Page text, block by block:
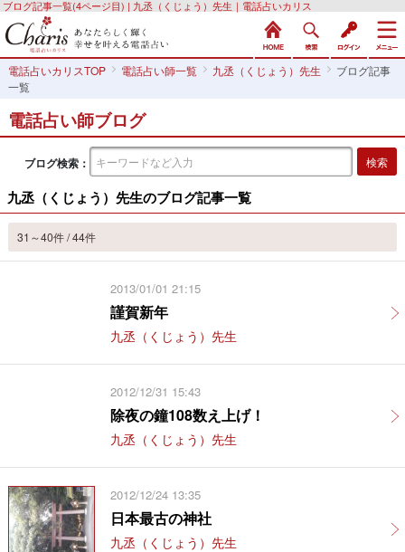
ブログ記事一覧(4ページ目) | 九丞（くじょう）先生｜電話占いカリス
電話占いカリスTOP 電話占い師一覧 九丞（くじょう）先生
ブログ記事
一覧
電話占い師ブログ
ブログ検索：
九丞（くじょう）先生のブログ記事一覧
31～40件 / 44件
2013/01/01 21:15
謹賀新年
九丞（くじょう）先生
2012/12/31 15:43
除夜の鐘108数え上げ！
九丞（くじょう）先生
2012/12/24 13:35
日本最古の神社
九丞（くじょう）先生